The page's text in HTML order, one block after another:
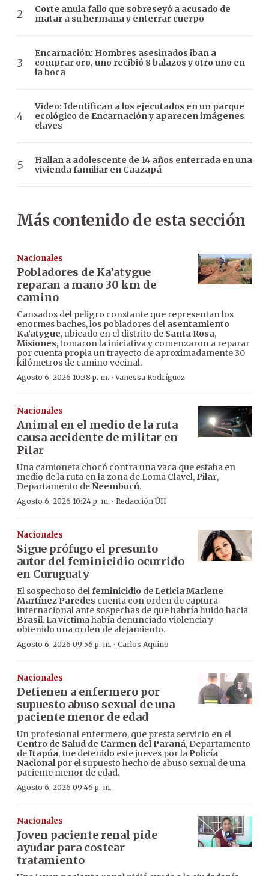
Corte anula fallo que sobreseyó a acusado de
matar a su hermana y enterrar cuerpo
Encarnación: Hombres asesinados iban a
comprar oro, uno recibió 8 balazos y otro uno en
la boca
Video: Identifican a los ejecutados en un parque
ecológico de Encarnación y aparecen imágenes
claves
Hallan a adolescente de 14 años enterrada en una
vivienda familiar en Caazapá
Más contenido de esta sección
Nacionales
Pobladores de Ka’atygue
reparan a mano 30 km de
camino
Cansados del peligro constante que representan los
enormes baches, los pobladores del asentamiento
Ka’atygue, ubicado en el distrito de Santa Rosa,
Misiones, tomaron la iniciativa y comenzaron a reparar
por cuenta propia un trayecto de aproximadamente 30
kilómetros de camino vecinal.
Agosto 6, 2026 10:38 p. m. ·Vanessa Rodríguez
Nacionales
Animal en el medio de la ruta
causa accidente de militar en
Pilar
Una camioneta chocó contra una vaca que estaba en
medio de la ruta en la zona de Loma Clavel, Pilar,
Departamento deÑeembucú.
Agosto 6, 2026 10:24 p. m. · Redacción ÚH
Nacionales
Sigue prófugo el presunto
autor del feminicidio ocurrido
en Curuguaty
El sospechoso delfeminicidio de Leticia Marlene
Martínez Paredes cuenta con orden de captura
internacional ante sospechas de que habría huido hacia
Brasil. La víctima había denunciado violencia y
obtenido una orden de alejamiento.
Agosto 6, 2026 09:56 p. m. · Carlos Aquino
Nacionales
Detienen a enfermero por
supuesto abuso sexual de una
paciente menor de edad
Un profesional enfermero, que presta servicio en el
Centro de Salud de Carmen del Paraná, Departamento
deItapúa, fue detenido este jueves por la Policía
Nacionalpor el supuesto hecho de abuso sexual de una
paciente menor de edad.
Agosto 6, 2026 09:46 p. m.
Nacionales
Joven paciente renal pide
ayudar para costear
tratamiento